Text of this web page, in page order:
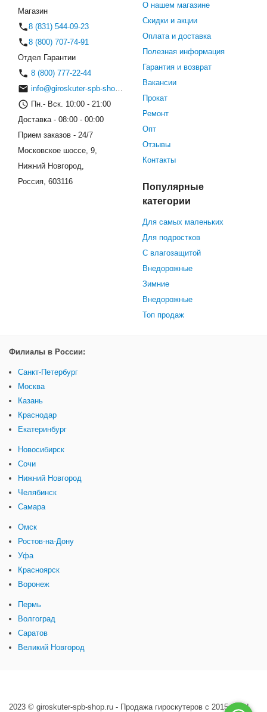
Магазин
8 (831) 544-09-23
8 (800) 707-74-91
Отдел Гарантии
8 (800) 777-22-44
info@giroskuter-spb-shop.ru
Пн.- Вск. 10:00 - 21:00
Доставка - 08:00 - 00:00
Прием заказов - 24/7
Московское шоссе, 9,
Нижний Новгород,
Россия, 603116
О нашем магазине
Скидки и акции
Оплата и доставка
Полезная информация
Гарантия и возврат
Вакансии
Прокат
Ремонт
Опт
Отзывы
Контакты
Популярные
категории
Для самых маленьких
Для подростков
С влагозащитой
Внедорожные
Зимние
Внедорожные
Топ продаж
Филиалы в России:
Санкт-Петербург
Москва
Казань
Краснодар
Екатеринбург
Новосибирск
Сочи
Нижний Новгород
Челябинск
Самара
Омск
Ростов-на-Дону
Уфа
Красноярск
Воронеж
Пермь
Волгоград
Саратов
Великий Новгород
2023 © giroskuter-spb-shop.ru - Продажа гироскутеров с 2015 года!